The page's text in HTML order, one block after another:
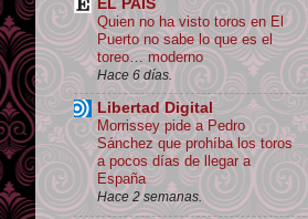
EL PAÍS
Quien no ha visto toros en El
Puerto no sabe lo que es el
toreo… moderno
Hace 6 días.
Libertad Digital
Morrissey pide a Pedro
Sánchez que prohíba los toros
a pocos días de llegar a
España
Hace 2 semanas.